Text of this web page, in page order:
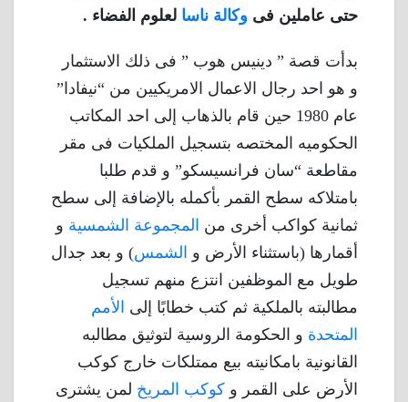
حتى عاملين فى وكالة ناسا لعلوم الفضاء .
بدأت قصة ” دينيس هوب ” فى ذلك الاستثمار
و هو احد رجال الاعمال الامريكيين من “نيفادا”
عام 1980 حين قام بالذهاب إلى احد المكاتب
الحكوميه المختصه بتسجيل الملكيات فى مقر
مقاطعة “سان فرانسيسكو” و قدم طلبا
بامتلاكه سطح القمر بأكمله بالإضافة إلى سطح
ثمانية كواكب أخرى من المجموعة الشمسية و
أقمارها (باستثناء الأرض و الشمس) و بعد جدال
طويل مع الموظفين انتزع منهم تسجيل
مطالبته بالملكية ثم كتب خطابًا إلى الأمم
المتحدة و الحكومة الروسية لتوثيق مطالبه
القانونية بامكانيته بيع ممتلكات خارج كوكب
الأرض على القمر و كوكب المريخ لمن يشترى